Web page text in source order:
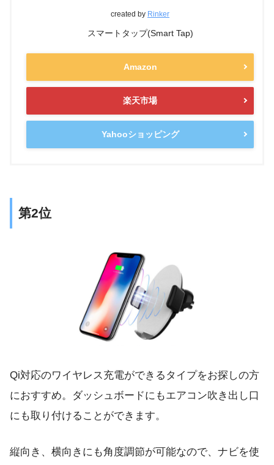
created by Rinker
スマートタップ(Smart Tap)
Amazon
楽天市場
Yahooショッピング
第2位
Qi対応のワイヤレス充電ができるタイプをお探しの方
におすすめ。ダッシュボードにもエアコン吹き出し口
にも取り付けることができます。
縦向き、横向きにも角度調節が可能なので、ナビを使